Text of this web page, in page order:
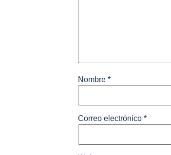
Nombre *
Correo electrónico *